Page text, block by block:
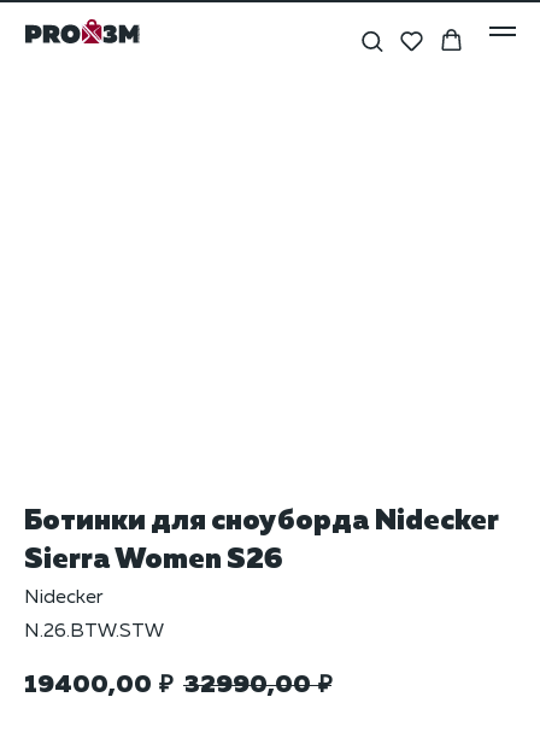
Ботинки для сноуборда Nidecker
Sierra Women S26
Nidecker
N.26.BTW.STW
19400,00 ₽ 32990,00 ₽